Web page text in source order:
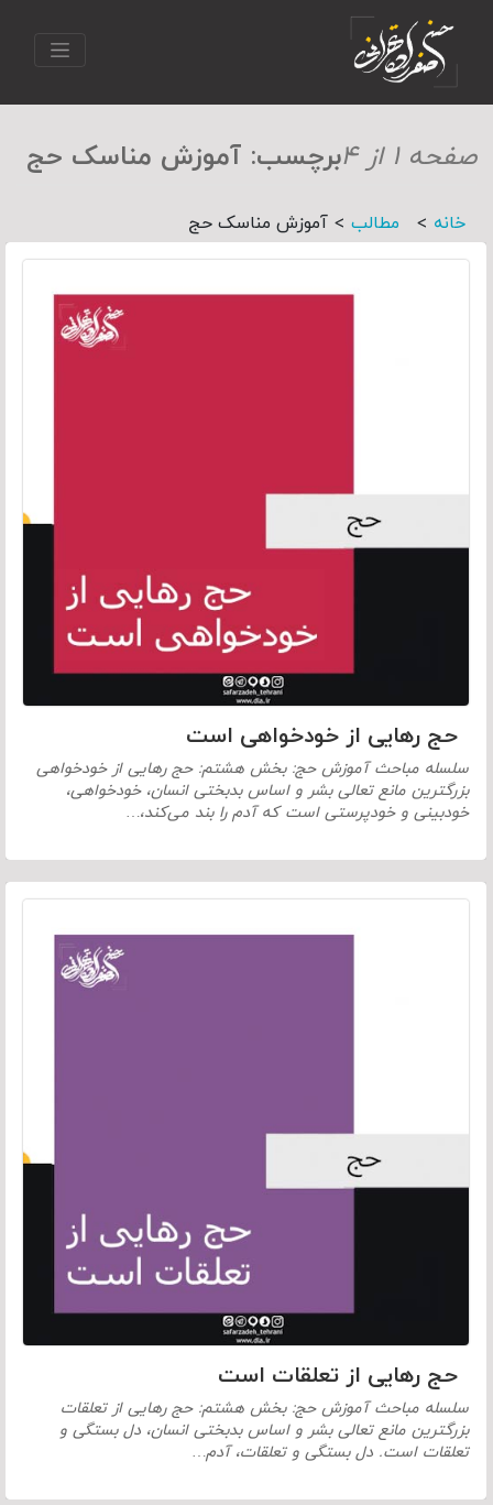
برچسب: آموزش مناسک حج صفحه ۱ از ۴
خانه > مطالب > آموزش مناسک حج
حج رهایی از خودخواهی است
سلسله مباحث آموزش حج: بخش هشتم: حج رهایی از خودخواهی
بزرگترین مانع تعالی بشر و اساس بدبختی انسان، خودخواهی،
خودبینی و خودپرستی است که آدم را بند می‌کند،…
حج رهایی از تعلقات است
سلسله مباحث آموزش حج: بخش هشتم: حج رهایی از تعلقات
بزرگترین مانع تعالی بشر و اساس بدبختی انسان، دل بستگی و
تعلقات است. دل بستگی و تعلقات، آدم…